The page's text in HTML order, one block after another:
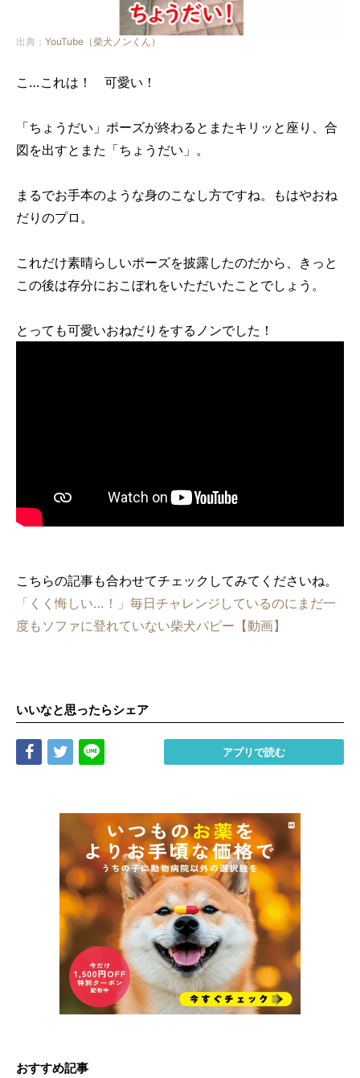
出典： YouTube（柴犬ノンくん）
こ…これは！ 可愛い！
「ちょうだい」ポーズが終わるとまたキリッと座り、合
図を出すとまた「ちょうだい」。
まるでお手本のような身のこなし方ですね。もはやおね
だりのプロ。
これだけ素晴らしいポーズを披露したのだから、きっと
この後は存分におこぼれをいただいたことでしょう。
とっても可愛いおねだりをするノンでした！
こちらの記事も合わせてチェックしてみてくださいね。
「くく悔しい…！」毎日チャレンジしているのにまだ一
度もソファに登れていない柴犬パピー【動画】
いいなと思ったらシェア
Share Tweet アプリで読む
おすすめ記事